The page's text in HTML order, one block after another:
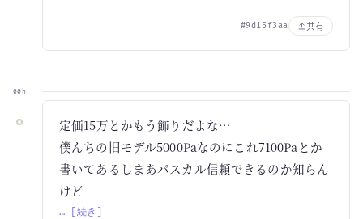
#9d15f3aa 共有
00h
定価15万とかもう飾りだよな…
僕んちの旧モデル5000Paなのにこれ7100Paとか
書いてあるしまあパスカル信頼できるのか知らん
けど
… [続き]